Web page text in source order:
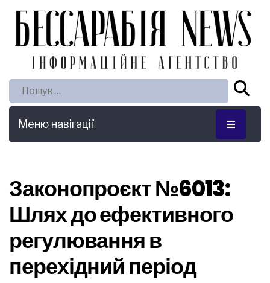
Пошук:
Меню навігації
Законопроєкт №6013:
Шлях до ефективного
регулювання в
перехідний період